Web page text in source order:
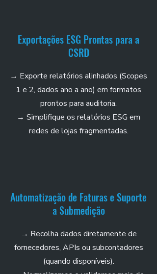
Exportações ESG Prontas para a
CSRD
→ Exporte relatórios alinhados (Scopes
1 e 2, dados ano a ano) em formatos
prontos para auditoria.
→ Simplifique os relatórios ESG em
redes de lojas fragmentadas.
Automatização de Faturas e Suporte
a Submedição
→ Recolha dados diretamente de
fornecedores, APIs ou subcontadores
(quando disponíveis).